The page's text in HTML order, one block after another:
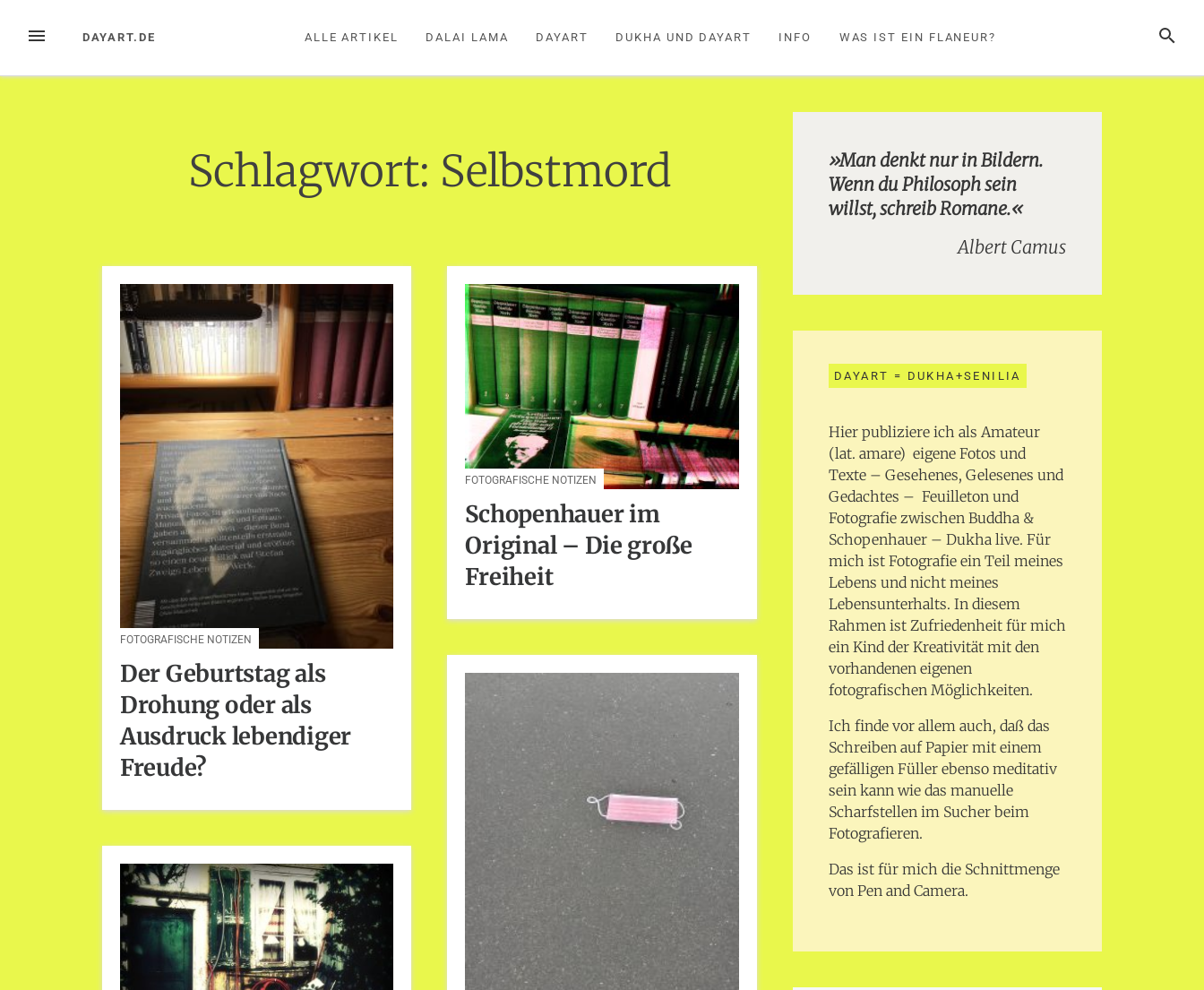
InhaltMENÜ SUCHE
DAYART.DE ALLE ARTIKEL DALAI LAMA DAYART DUKHA UND DAYART INFO WAS IST EIN FLANEUR?
Schlagwort: Selbstmord
FOTOGRAFISCHE NOTIZEN
Der Geburtstag als
Drohung oder als
Ausdruck lebendiger
Freude?
FOTOGRAFISCHE NOTIZEN
Schopenhauer im
Original – Die große
Freiheit
»Man denkt nur in Bildern.
Wenn du Philosoph sein
willst, schreib Romane.«
Albert Camus
DAYART = DUKHA+SENILIA
Hier publiziere ich als Amateur
(lat. amare) eigene Fotos und
Texte – Gesehenes, Gelesenes und
Gedachtes – Feuilleton und
Fotografie zwischen Buddha &
Schopenhauer – Dukha live. Für
mich ist Fotografie ein Teil meines
Lebens und nicht meines
Lebensunterhalts. In diesem
Rahmen ist Zufriedenheit für mich
ein Kind der Kreativität mit den
vorhandenen eigenen
fotografischen Möglichkeiten.
Ich finde vor allem auch, daß das
Schreiben auf Papier mit einem
gefälligen Füller ebenso meditativ
sein kann wie das manuelle
Scharfstellen im Sucher beim
Fotografieren.
Das ist für mich die Schnittmenge
von Pen and Camera.